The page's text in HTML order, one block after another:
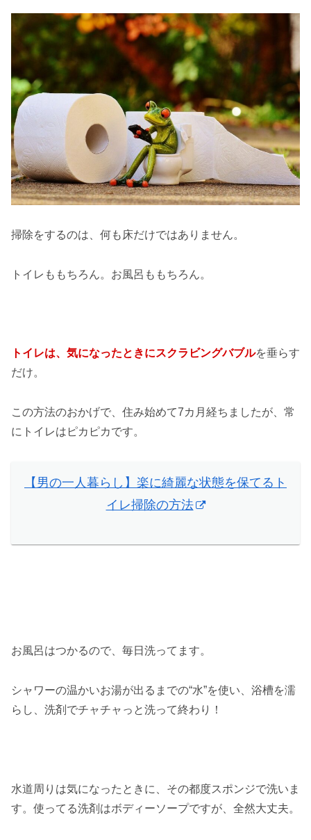
掃除をするのは、何も床だけではありません。
トイレももちろん。お風呂ももちろん。
トイレは、気になったときにスクラビングバブルを垂らす
だけ。
この方法のおかげで、住み始めて7カ月経ちましたが、常
にトイレはピカピカです。
【男の一人暮らし】楽に綺麗な状態を保てるト
イレ掃除の方法
お風呂はつかるので、毎日洗ってます。
シャワーの温かいお湯が出るまでの“水”を使い、浴槽を濡
らし、洗剤でチャチャっと洗って終わり！
水道周りは気になったときに、その都度スポンジで洗いま
す。使ってる洗剤はボディーソープですが、全然大丈夫。